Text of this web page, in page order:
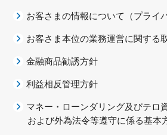
お客さまの情報について（プライ
お客さま本位の業務運営に関する
金融商品勧誘方針
利益相反管理方針
マネー・ローンダリング及びテロ
および外為法令等遵守に係る基本